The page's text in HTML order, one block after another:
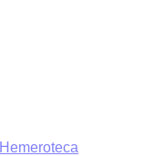
Hemeroteca